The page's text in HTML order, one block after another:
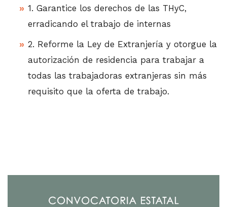
1. Garantice los derechos de las THyC,
erradicando el trabajo de internas
2. Reforme la Ley de Extranjería y otorgue la
autorización de residencia para trabajar a
todas las trabajadoras extranjeras sin más
requisito que la oferta de trabajo.